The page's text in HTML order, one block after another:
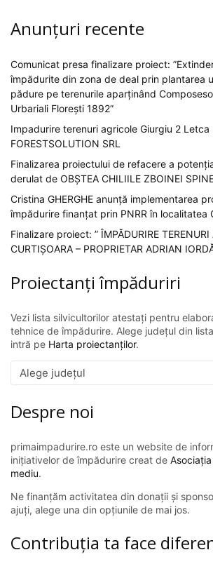
Anunțuri recente
Comunicat presa finalizare proiect:
împădurite din zona de deal prin plantarea
pădure pe terenurile aparținând
Urbariali Florești 1892”
Impadurire terenuri agricole Giurgiu 2
FORESTSOLUTION SRL
Finalizarea proiectului de refacere a
derulat de OBȘTEA CHILIILE ZBOINEI
Cristina GHERGHE anunță implementarea
împădurire finanțat prin PNRR în localitatea
Finalizare proiect: ” ÎMPĂDURIRE TERENURI
CURTIȘOARA – PROPRIETAR ADRIAN
Proiectanți împăduriri
Vezi lista silvicultorilor atestați pentru
tehnice de împădurire. Alege județul din
intră pe Harta proiectanților.
Despre noi
primaimpadurire.ro este un website de
inițiativelor de împădurire creat de
mediu.
Ne finanțăm activitatea din donații și
ajuți, alege una din opțiunile de mai jos.
Contribuția ta face